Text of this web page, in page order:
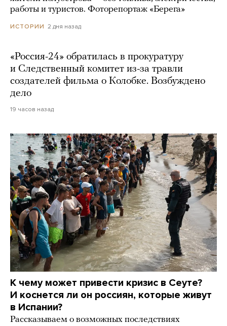
работы и туристов. Фоторепортаж «Берега»
ИСТОРИИ 2 дня назад
«Россия-24» обратилась в прокуратуру
и Следственный комитет из-за травли
создателей фильма о Колобке. Возбуждено
дело
19 часов назад
К чему может привести кризис в Сеуте?
И коснется ли он россиян, которые живут
в Испании?
Рассказываем о возможных последствиях